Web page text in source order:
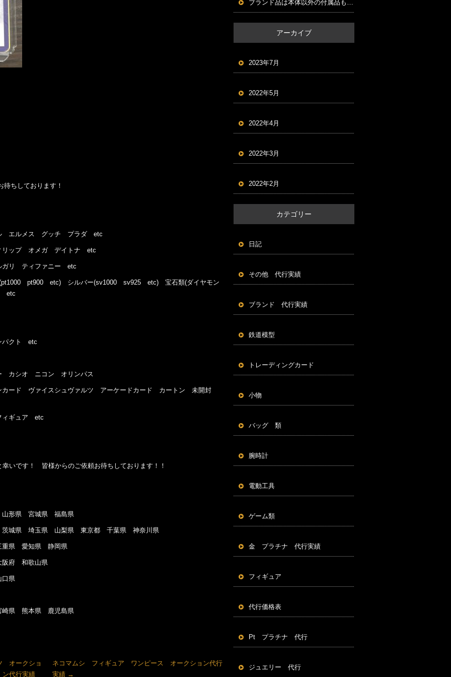
ちしております！
エルメス グッチ プラダ etc
ップ オメガ デイトナ etc
リ ティファニー etc
pt900 etc) シルバー(sv1000 sv925 etc) 宝石類(ダイヤモン
etc
クト etc
カシオ ニコン オリンパス
ード ヴァイスシュヴァルツ アーケードカード カートン 未開封
ギュア etc
いです！ 皆様からのご依頼お待ちしております！！
形県 宮城県 福島県
県 埼玉県 山梨県 東京都 千葉県 神奈川県
県 愛知県 静岡県
府 和歌山県
県
県 熊本県 鹿児島県
オークショ
ン代行実績
ネコマムシ フィギュア ワンピース オークション代行
実績 →
ブランド品は本体以外の付属品もセットにする！
アーカイブ
2023年7月
2022年5月
2022年4月
2022年3月
2022年2月
カテゴリー
日記
その他 代行実績
ブランド 代行実績
鉄道模型
トレーディングカード
小物
バッグ 類
腕時計
電動工具
ゲーム類
金 プラチナ 代行実績
フィギュア
代行価格表
Pt プラチナ 代行
ジュエリー 代行